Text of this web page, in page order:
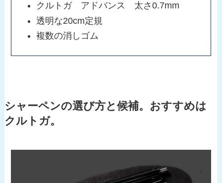
クルトガ アドバンス 太さ0.7mm
透明な20cm定規
複数の消しゴム
シャーペンの選び方と候補。おすすめは
クルトガ。